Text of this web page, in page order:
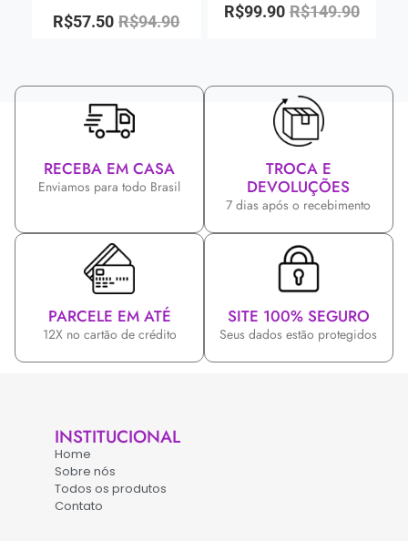
R$94.90
R$57.50
R$149.90
R$99.90
RECEBA EM CASA
Enviamos para todo Brasil
TROCA E
DEVOLUÇÕES
7 dias após o recebimento
PARCELE EM ATÉ
12X no cartão de crédito
SITE 100% SEGURO
Seus dados estão protegidos
INSTITUCIONAL
Home
Sobre nós
Todos os produtos
Contato